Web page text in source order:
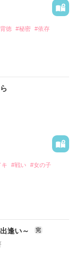
徳 #秘密 #依存
キ #戦い #女の子
逢い～ 完